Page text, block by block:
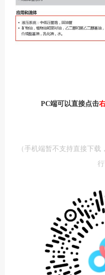
PC端可以直接点击
（手机端暂不支持直接下
行